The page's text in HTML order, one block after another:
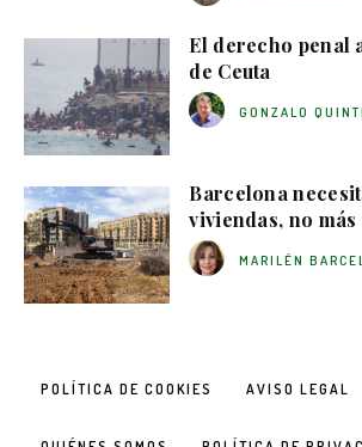
El derecho penal
de Ceuta
GONZALO
Barcelona
viviendas, no
MARILÉN
POLÍTICA DE COOKIES AVISO LEGAL